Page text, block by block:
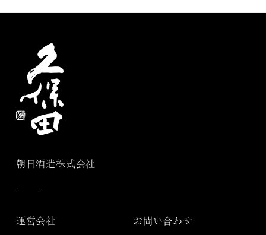
朝日酒造株式会社
運営会社 お問い合わせ